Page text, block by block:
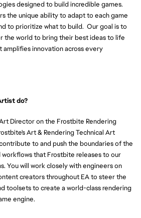
designed to build incredible games.
the unique ability to adapt to each game
to prioritize what to build. Our goal is to
the world to bring their best ideas to life
amplifies innovation across every
do?
Director on the Frostbite Rendering
Art & Rendering Technical Art
to and push the boundaries of the
that Frostbite releases to our
You will work closely with engineers on
creators throughout EA to steer the
toolsets to create a world-class rendering
engine.